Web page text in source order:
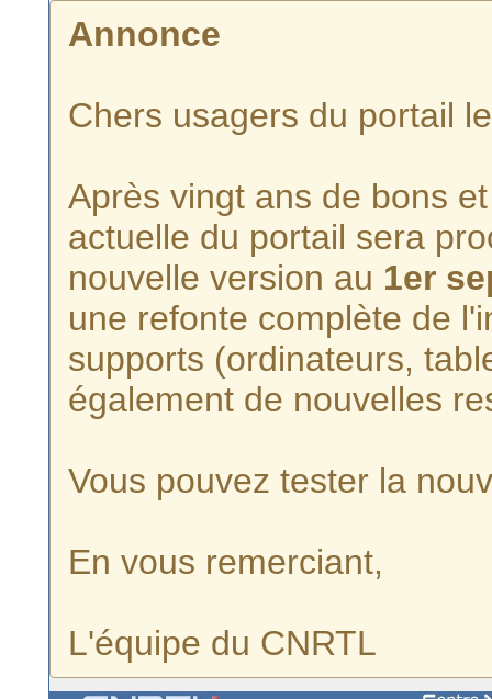
Annonce
Chers usagers du portail
Après vingt ans de bons
actuelle du portail sera
nouvelle version au 1er
une refonte complète de
supports (ordinateurs,
également de nouvelles
Vous pouvez tester la
En vous remerciant,
L'équipe du CNRTL